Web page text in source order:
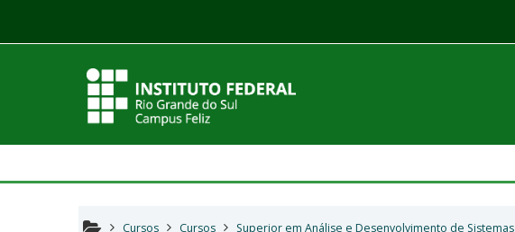
Cursos Cursos Superior em Análise e Desenvolvimento de Sistemas